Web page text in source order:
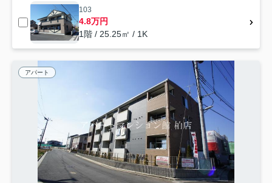
103
4.8万円
1階 / 25.25㎡ / 1K
アパート